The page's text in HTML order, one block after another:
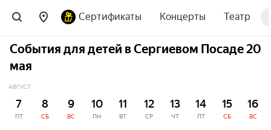
Сертификаты Концерты Театр
События для детей в Сергиевом Посаде 20
мая
АВГУСТ
7
ПТ
8
СБ
9
ВС
10
ПН
11
ВТ
12
СР
13
ЧТ
14
ПТ
15
СБ
16
ВС